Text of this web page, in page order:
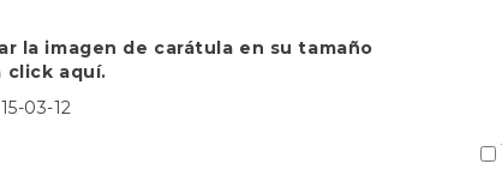
la imagen de carátula en su tamaño
click aquí.
03-12